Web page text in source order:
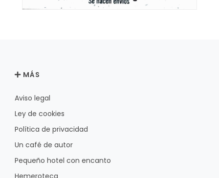
MÁS
Aviso legal
Ley de cookies
Política de privacidad
Un café de autor
Pequeño hotel con encanto
Hemeroteca